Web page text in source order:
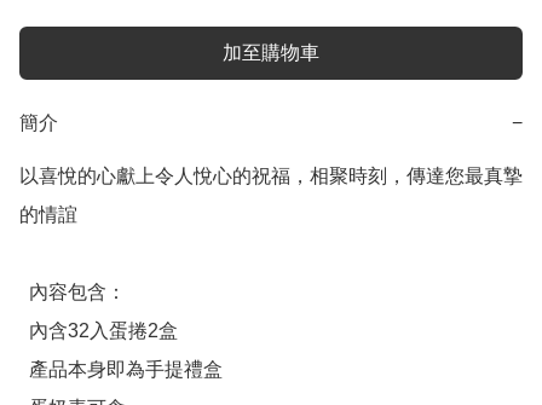
加至購物車
簡介 −
以喜悅的心獻上令人悅心的祝福，相聚時刻，傳達您最真摯
的情誼